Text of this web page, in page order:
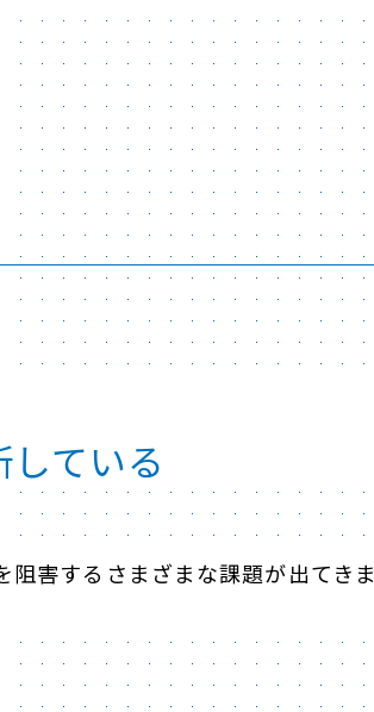
ている
害するさまざまな課題が出てきま